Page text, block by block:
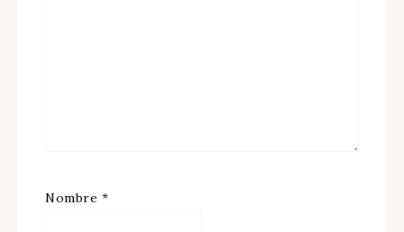
Nombre *